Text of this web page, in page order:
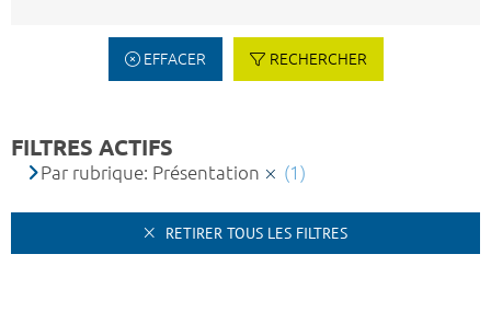
EFFACER RECHERCHER
FILTRES ACTIFS
Par rubrique: Présentation (1)
RETIRER TOUS LES FILTRES